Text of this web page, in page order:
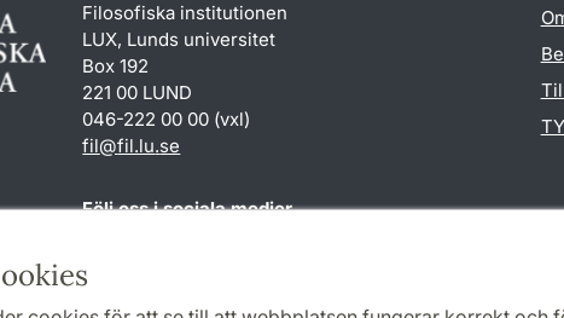
Filosofiska institutionen
LUX, Lunds universitet
Box 192
221 00 LUND
046-222 00 00 (vxl)
fil@fil.lu.se
Följ oss i sociala medier